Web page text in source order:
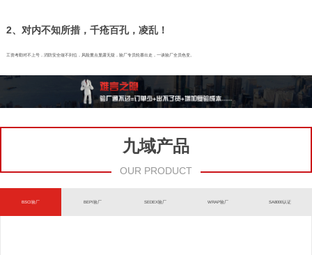
2、对内不知所措，千疮百孔，凌乱！
工资考勤对不上号，消防安全做不到位，风险重点显露无疑，验厂专员轮番出走，一谈验厂全员色变。
九域产品
OUR PRODUCT
BSCI验厂 BEPI验厂 SEDEX验厂 WRAP验厂 SA8000认证